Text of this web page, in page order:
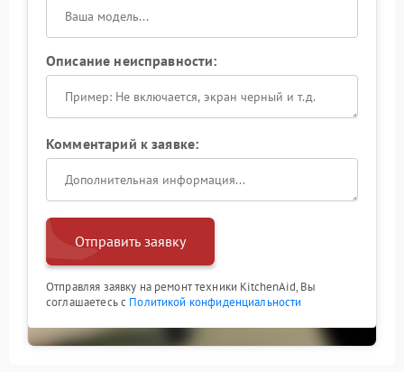
Описание неисправности:
Комментарий к заявке:
Отправить заявку
Отправляя заявку на ремонт техники KitchenAid, Вы
соглашаетесь с Политикой конфиденциальности